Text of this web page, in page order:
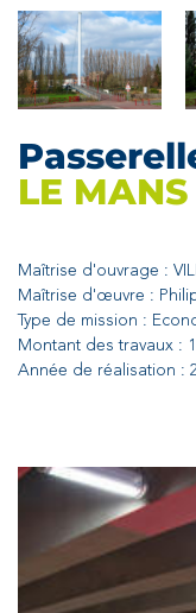
LE MANS
Maîtrise d'ouvrage :
Maîtrise d'œuvre :
Type de mission :
Montant des travaux : 1
Année de réalisation :